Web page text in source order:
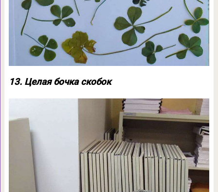
13. Целая бочка скобок